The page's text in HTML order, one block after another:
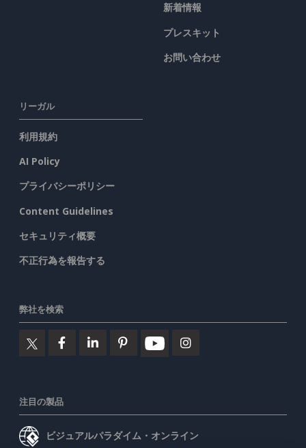
新着情報
プレスキット
お問い合わせ
リーガル
利用規約
AI Policy
プライバシーポリシー
Content Guidelines
セキュリティ概要
不正行為を報告する
弊社を検索
注目の製品
ビジュアルパラダイム・オンライン